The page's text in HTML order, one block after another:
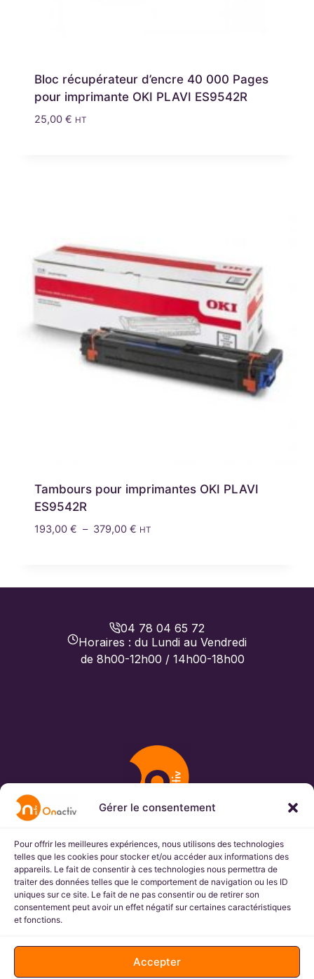
Gérer le consentement
Pour offrir les meilleures expériences, nous utilisons des technologies
telles que les cookies pour stocker et/ou accéder aux informations des
appareils. Le fait de consentir à ces technologies nous permettra de
traiter des données telles que le comportement de navigation ou les ID
uniques sur ce site. Le fait de ne pas consentir ou de retirer son
consentement peut avoir un effet négatif sur certaines caractéristiques
et fonctions.
Accepter
Bloc récupérateur d’encre 40 000 Pages
pour imprimante OKI PLAVI ES9542R
25,00 € HT
Tambours pour imprimantes OKI PLAVI
ES9542R
193,00 € – 379,00 €Plage
HT
04 78 04 65 72
Horaires : du Lundi au Vendredi
de 8h00-12h00 / 14h00-18h00
Onactiv s.a.s
4 Allée des trois Joncs
ZA des trois Joncs
69330 JONS